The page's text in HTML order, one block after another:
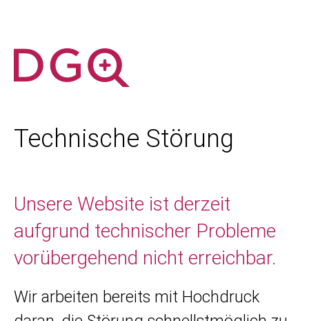
Technische Störung
Unsere Website ist derzeit
aufgrund technischer Probleme
vorübergehend nicht erreichbar.
Wir arbeiten bereits mit Hochdruck